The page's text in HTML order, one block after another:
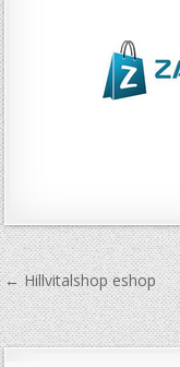
Navigace
pro
příspěvek
← Hillvitalshop eshop